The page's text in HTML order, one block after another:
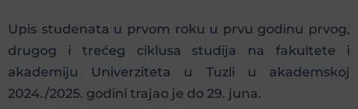
Upis studenata u prvom roku u prvu godinu prvog,
drugog i trećeg ciklusa studija na fakultete i
akademiju Univerziteta u Tuzli u akademskoj
2024./2025. godini trajao je do 29. juna.